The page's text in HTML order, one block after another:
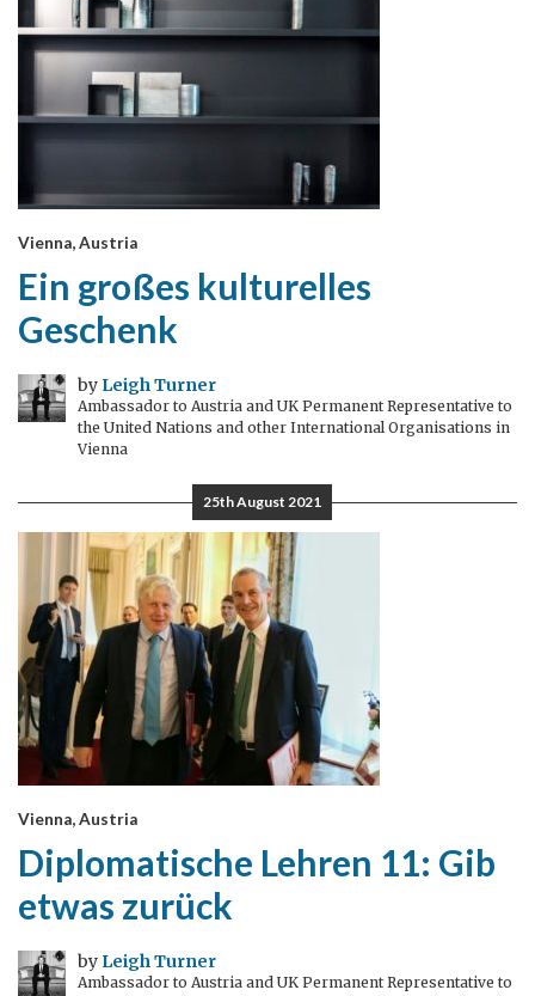
Vienna, Austria
Ein großes kulturelles
Geschenk
by Leigh Turner
Ambassador to Austria and UK Permanent Representative to
the United Nations and other International Organisations in
Vienna
25th August 2021
Vienna, Austria
Diplomatische Lehren 11: Gib
etwas zurück
by Leigh Turner
Ambassador to Austria and UK Permanent Representative to